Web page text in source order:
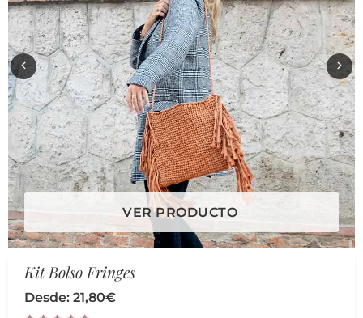
VER PRODUCTO
Kit Bolso Fringes
Desde: 21,80€